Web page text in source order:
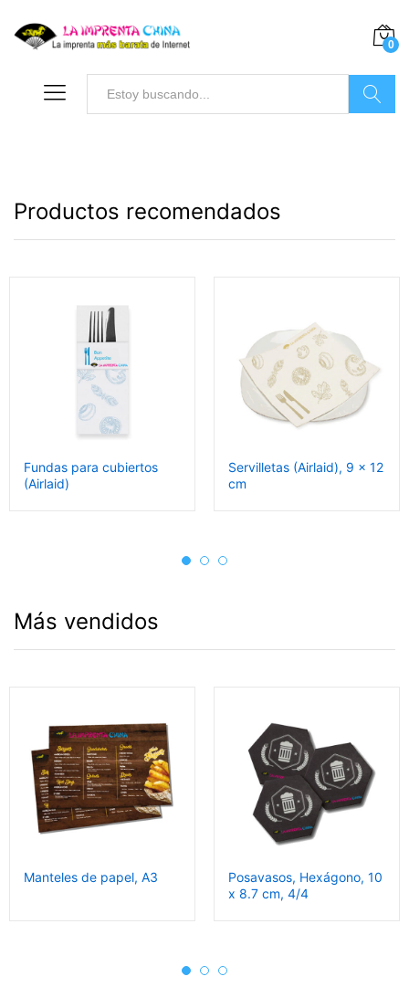
0
Productos recomendados
Fundas para cubiertos
(Airlaid)
Servilletas (Airlaid), 9 x 12
cm
Más vendidos
Manteles de papel, A3
Posavasos, Hexágono, 10
x 8.7 cm, 4/4